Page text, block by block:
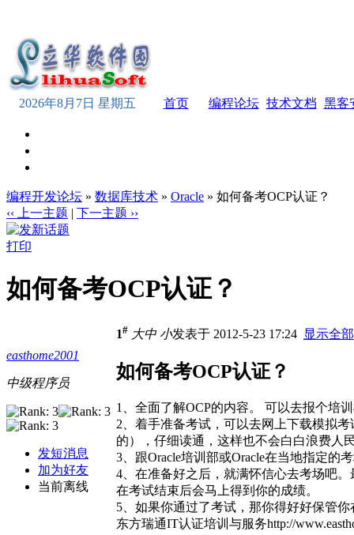
2026年8月7日 星期五 首页 编程论坛 技术文档 黑客
编程开发论坛 » 数据库技术 » Oracle » 如何备考OCP认证？
‹‹ 上一主题 | 下一主题 ››
打印
如何备考OCP认证？
easthome2001
中级程序员
发短消息
加为好友
当前离线
1# 大中 小发表于 2012-5-23 17:24 显示全
如何备考OCP认证？
1、全面了解OCP的内容。 可以去报个培
2、着手准备考试，可以去网上下载模拟
的），仔细读通，这样也不会白白浪费
3、跟Oracle培训部或Oracle在当地指定
4、在准备好之后，就满怀信心去考场吧
在考试结束后会马上得到你的成绩。
5、如果你通过了考试，那你得好好保管
东方瑞通IT认证培训与服务http://